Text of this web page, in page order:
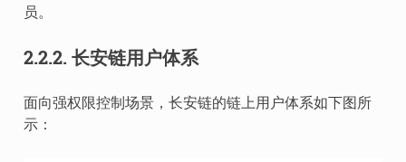
员。
2.2.2. 长安链用户体系
面向强权限控制场景，长安链的链上用户体系如下图所
示：